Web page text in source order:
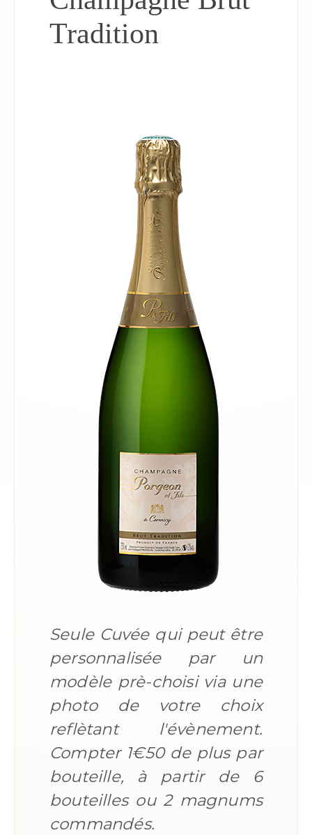
Tradition
Seule Cuvée qui peut être
personnalisée par un
modèle prè-choisi via une
photo de votre choix
reflètant l'évènement.
Compter 1€50 de plus par
bouteille, à partir de 6
bouteilles ou 2 magnums
commandés.